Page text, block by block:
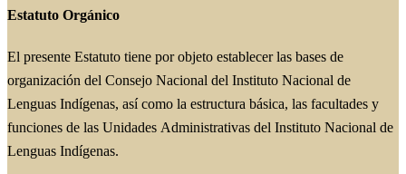
Estatuto Orgánico
El presente Estatuto tiene por objeto establecer las bases de
organización del Consejo Nacional del Instituto Nacional de
Lenguas Indígenas, así como la estructura básica, las facultades y
funciones de las Unidades Administrativas del Instituto Nacional de
Lenguas Indígenas.